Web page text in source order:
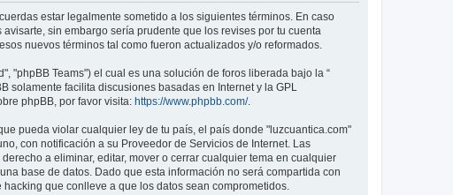
estar legalmente sometido a los siguientes términos. En caso
sin embargo sería prudente que los revises por tu cuenta
nuevos términos tal como fueron actualizados y/o reformados.
"phpBB Teams") el cual es una solución de foros liberada bajo la “
solamente facilita discusiones basadas en Internet y la GPL
phpBB, por favor visita: https://www.phpbb.com/.
pueda violar cualquier ley de tu país, el país donde "luzcuantica.com"
con notificación a su Proveedor de Servicios de Internet. Las
a eliminar, editar, mover o cerrar cualquier tema en cualquier
base de datos. Dado que esta información no será compartida con
que conlleve a que los datos sean comprometidos.